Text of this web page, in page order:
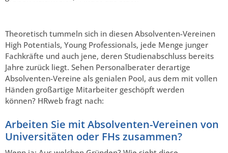
Theoretisch tummeln sich in diesen Absolventen-Vereinen
High Potentials, Young Professionals, jede Menge junger
Fachkräfte und auch jene, deren Studienabschluss bereits
Jahre zurück liegt. Sehen Personalberater derartige
Absolventen-Vereine als genialen Pool, aus dem mit vollen
Händen großartige Mitarbeiter geschöpft werden
können? HRweb fragt nach:
Arbeiten Sie mit Absolventen-Vereinen von
Universitäten oder FHs zusammen?